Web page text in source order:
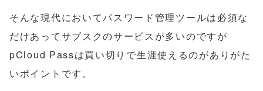
そんな現代においてパスワード管理ツールは必須な
だけあってサブスクのサービスが多いのですが
pCloud Passは買い切りで生涯使えるのがありがた
いポイントです。